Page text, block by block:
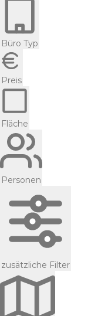
Büro Typ
Preis
Fläche
Personen
zusätzliche Filter